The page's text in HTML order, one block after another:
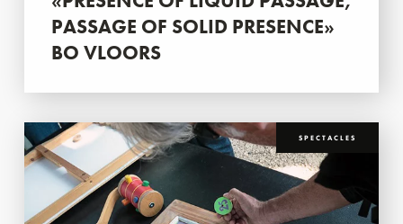
PASSAGE OF SOLID PRESENCE»
BO VLOORS
SPECTACLES